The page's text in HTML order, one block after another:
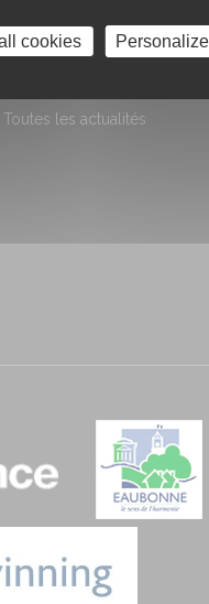
Toutes les actualités
cookies Personalize